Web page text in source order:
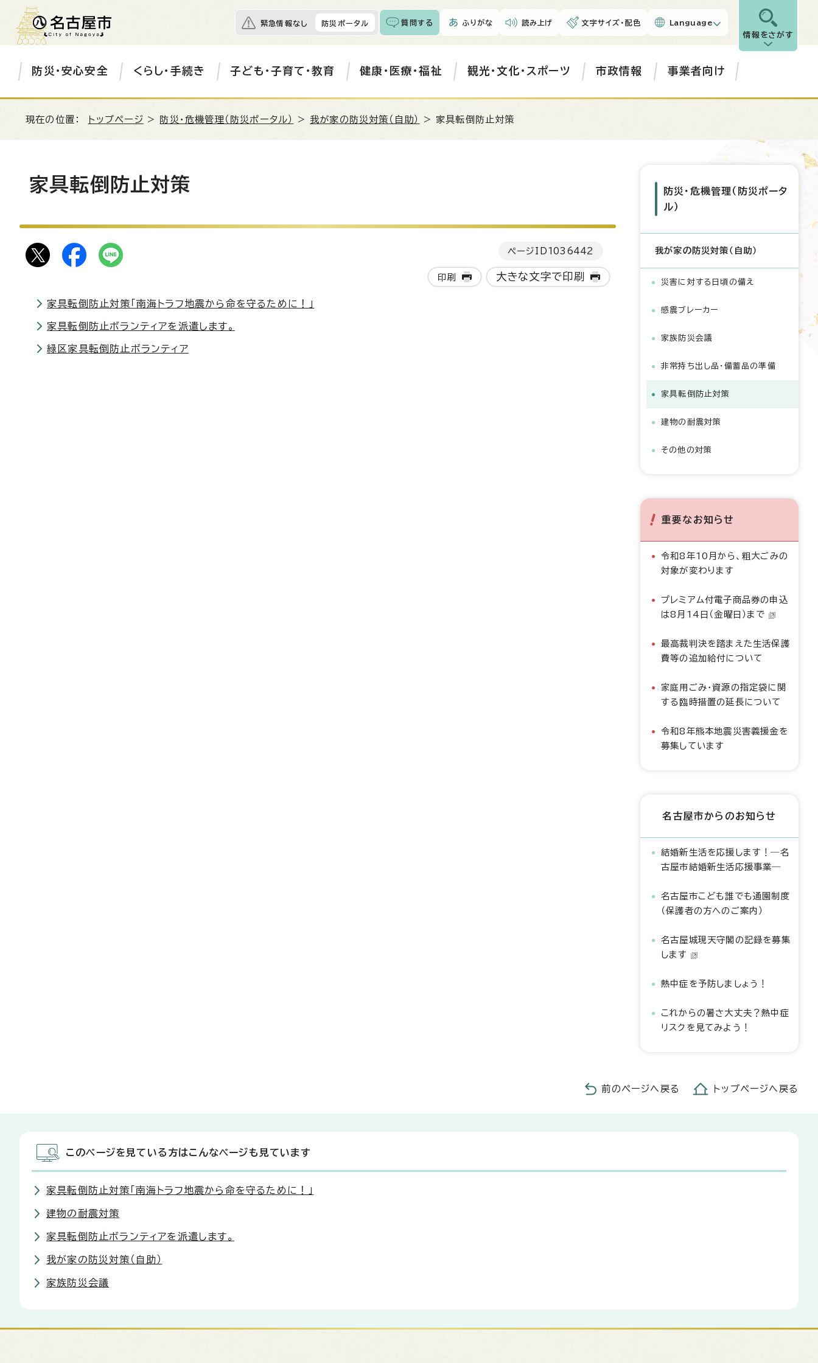
緊急情報なし 防災ポータル 質問する ふりがな 読み上げ 文字サイズ・配色 Language
情報をさがす
防災・安心安全 くらし・手続き 子ども・子育て・教育 健康・医療・福祉 観光・文化・スポーツ 市政情報 事業者向け
現在の位置： トップページ > 防災・危機管理（防災ポータル） >我が家の防災対策（自助） > 家具転倒防止対策
家具転倒防止対策
ページID 1036442
印刷 大きな文字で印刷
家具転倒防止対策「南海トラフ地震から命を守るために！」
家具転倒防止ボランティアを派遣します。
緑区家具転倒防止ボランティア
防災・危機管理（防災ポータ
ル）
我が家の防災対策（自助）
災害に対する日頃の備え
感震ブレーカー
家族防災会議
非常持ち出し品・備蓄品の準備
家具転倒防止対策
建物の耐震対策
その他の対策
重要なお知らせ
令和8年10月から、粗大ごみの
対象が変わります
プレミアム付電子商品券の申込
は8月14日（金曜日）まで
最高裁判決を踏まえた生活保護
費等の追加給付について
家庭用ごみ・資源の指定袋に関
する臨時措置の延長について
令和8年熊本地震災害義援金を
募集しています
名古屋市からのお知らせ
結婚新生活を応援します！―名
古屋市結婚新生活応援事業―
名古屋市こども誰でも通園制度
（保護者の方へのご案内）
名古屋城現天守閣の記録を募集
します
熱中症を予防しましょう！
これからの暑さ大丈夫？熱中症
リスクを見てみよう！
前のページへ戻る トップページへ戻る
このページを見ている方はこんなページも見ています
家具転倒防止対策「南海トラフ地震から命を守るために！」
建物の耐震対策
家具転倒防止ボランティアを派遣します。
我が家の防災対策（自助）
家族防災会議